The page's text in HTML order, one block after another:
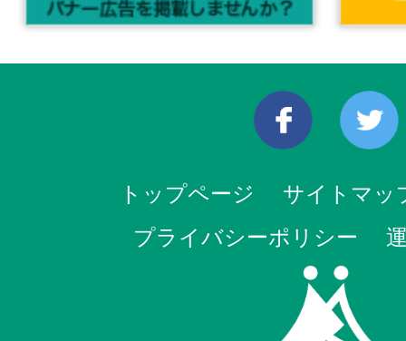
トップページ
サイトマッ
プライバシーポリシー